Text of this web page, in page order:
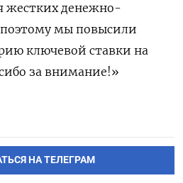
жестких денежно-
мы повысили
ключевой ставки на
за внимание!»
НА ТЕЛЕГРАМ